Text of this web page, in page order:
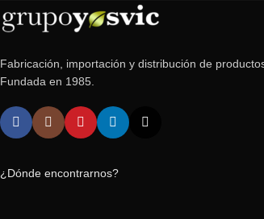
Fabricación, importación y distribución de
Fundada en 1985.
¿Dónde encontrarnos?